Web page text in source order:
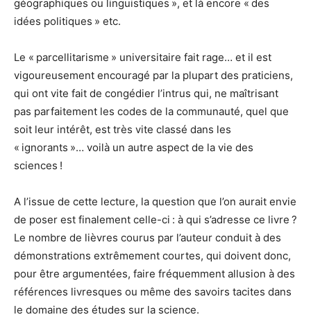
géographiques ou linguistiques », et là encore « des
idées politiques » etc.
Le « parcellitarisme » universitaire fait rage… et il est
vigoureusement encouragé par la plupart des praticiens,
qui ont vite fait de congédier l’intrus qui, ne maîtrisant
pas parfaitement les codes de la communauté, quel que
soit leur intérêt, est très vite classé dans les
« ignorants »… voilà un autre aspect de la vie des
sciences !
A l’issue de cette lecture, la question que l’on aurait envie
de poser est finalement celle-ci : à qui s’adresse ce livre ?
Le nombre de lièvres courus par l’auteur conduit à des
démonstrations extrêmement courtes, qui doivent donc,
pour être argumentées, faire fréquemment allusion à des
références livresques ou même des savoirs tacites dans
le domaine des études sur la science.